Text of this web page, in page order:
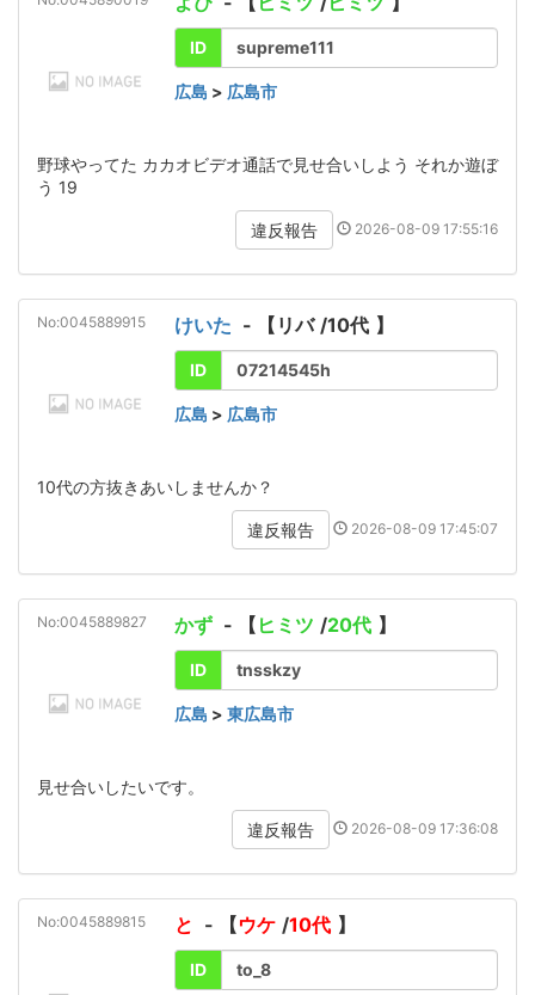
ID supreme111
広島 > 広島市
野球やってた カカオビデオ通話で見せ合いしよう それか遊ぼ
う 19
違反報告 2026-08-09 17:55:16
No:0045889915 けいた - 【 リバ /10代 】
ID 07214545h
広島 > 広島市
10代の方抜きあいしませんか？
違反報告 2026-08-09 17:45:07
No:0045889827 かず - 【 ヒミツ /20代 】
ID tnsskzy
広島 > 東広島市
見せ合いしたいです。
違反報告 2026-08-09 17:36:08
No:0045889815 と - 【ウケ /10代 】
ID to_8